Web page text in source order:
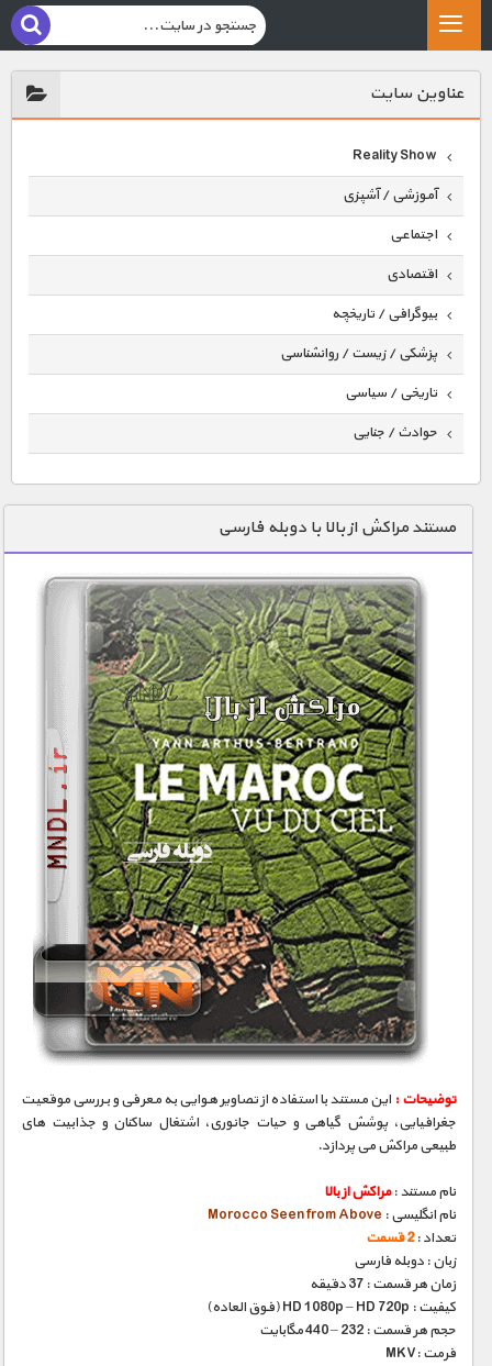
عناوين سايت
Reality Show
آموزشی / آشپزی
اجتماعی
اقتصادی
بیوگرافی / تاریخچه
پزشکی / زیست / روانشناسی
تاریخی / سیاسی
حوادث / جنایی
دنیای خوراکی ها
زمین شناسی / محیط زیست
سازه/ معماری/ مهندسی
سرگرمی
شناخت کودکان
طبیعت
علم و فناوری
فرهنگ / هنر
کیهان / نجوم
گردشگری
ماورایی
مسابقات / ورزشی
مستند های اختصاصی
مستند مراکش از بالا با دوبله فارسی
توضیحات : این مستند با استفاده از تصاویر هوایی به معرفی و بررسی موقعیت
جغرافیایی، پوشش گیاهی و حیات جانوری، اشتغال ساکنان و جذابیت های
طبیعی مراکش می پردازد.
نام مستند :مراکش از بالا
نام انگلیسی : Morocco Seen from Above
تعداد :2 قسمت
زبان : دوبله فارسی
زمان هر قسمت : 37 دقیقه
کیفیت : HD 1080p – HD 720p (فوق العاده)
حجم هر قسمت : 232 – 440 مگابایت
فرمت :MKV